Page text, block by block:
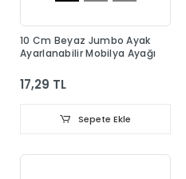
10 Cm Beyaz Jumbo Ayak
Ayarlanabilir Mobilya Ayağı
17,29 TL
Sepete Ekle